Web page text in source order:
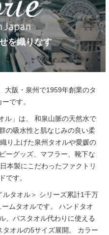
を織りなす
大阪・泉州で1959年創業のタ
です。
ル」は、
和泉山脈の天然水で
の吸水性と肌なじみの良い柔
り上げた泉州タオルや愛媛の
ーグッズ、マフラー、靴下な
本製にこだわったファクトリ
です。
ルタオル＞ シリーズ累計1千万
ムタオルです。
ハンドタオ
、バスタオル代わりに使える
オルの5サイズ展開。
カラー